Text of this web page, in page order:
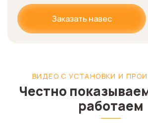
Заказать навес
ВИДЕО С УСТАНОВКИ И
Честно
работаем